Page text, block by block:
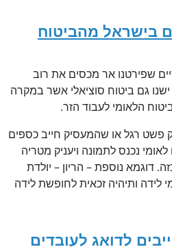
בישראל מהביטוח
שפירטנו אר מכסים את רוב
ישנו גם ביטוח סוציאלי אשר במקרה
הלאומי לעבוד הזר.
רגל או שהמעסיק חייב כספים
נכנס לתמונה ויעניק מטריה
דוגמא נוספת – הריון – יולדת
לידה ותיהיה זכאית לחופשת לידה
לדואג לעובדים